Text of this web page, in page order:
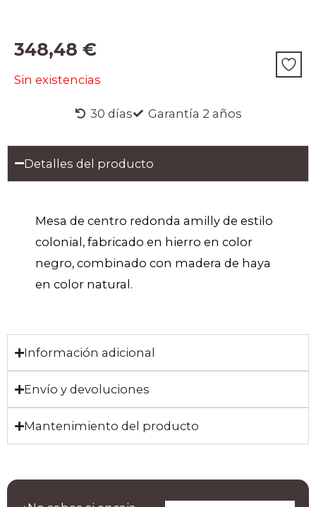
348,48 €
Sin existencias
30 días Garantía 2 años
Detalles del producto
Mesa de centro redonda amilly de estilo
colonial, fabricado en hierro en color
negro, combinado con madera de haya
en color natural.
Información adicional
Envío y devoluciones
Mantenimiento del producto